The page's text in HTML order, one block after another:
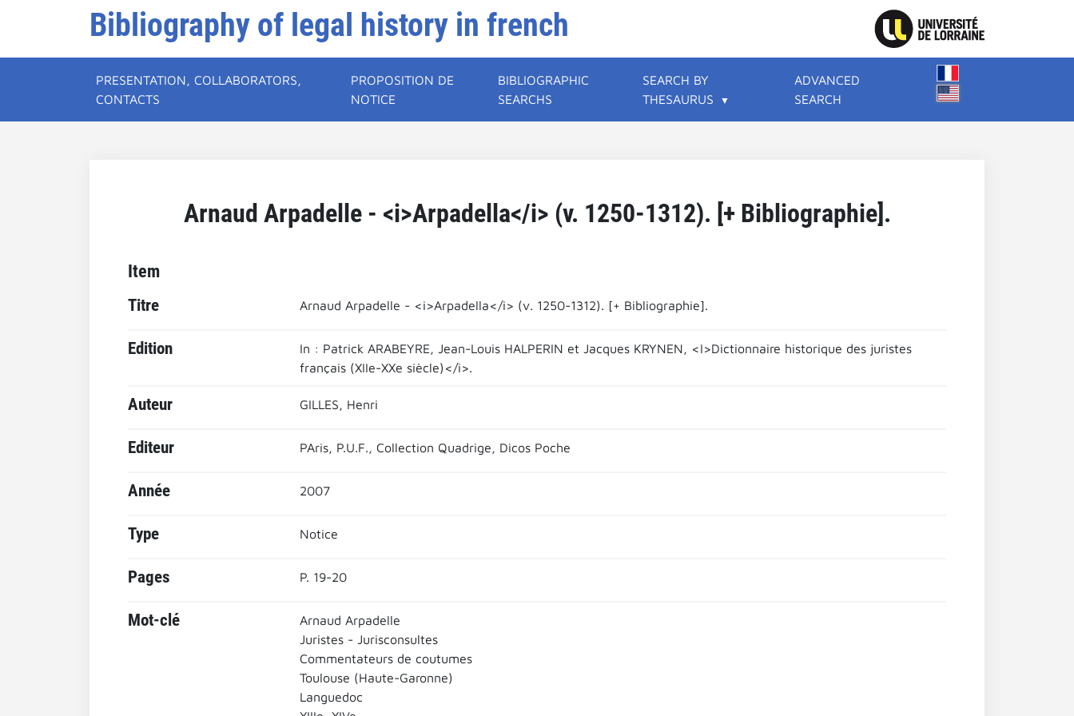
Bibliography of legal history in french
PRESENTATION, COLLABORATORS,
CONTACTS
PROPOSITION DE
NOTICE
BIBLIOGRAPHIC
SEARCHS
SEARCH BY
THESAURUS
ADVANCED
SEARCH
Arnaud Arpadelle - <i>Arpadella</i> (v. 1250-1312). [+ Bibliographie].
Item
Titre Arnaud Arpadelle - <i>Arpadella</i> (v. 1250-1312). [+ Bibliographie].
Edition
In : Patrick ARABEYRE, Jean-Louis HALPERIN et Jacques KRYNEN, <I>Dictionnaire historique des juristes
français (XIIe-XXe siècle)</i>.
Auteur GILLES, Henri
Editeur PAris, P.U.F., Collection Quadrige, Dicos Poche
Année 2007
Type Notice
Pages P. 19-20
Mot-clé
Arnaud Arpadelle
Juristes - Jurisconsultes
Commentateurs de coutumes
Toulouse (Haute-Garonne)
Languedoc